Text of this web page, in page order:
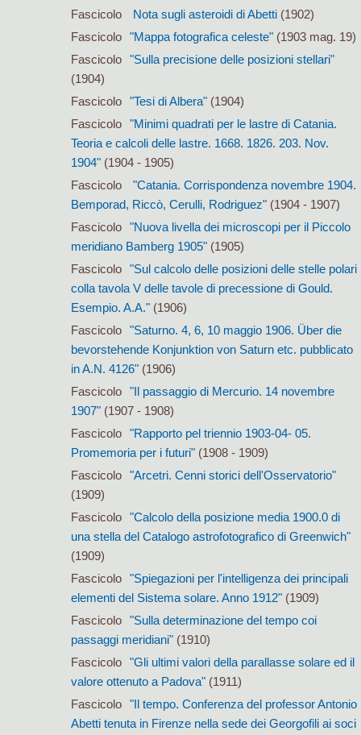
Fascicolo Nota sugli asteroidi di Abetti(1902)
Fascicolo
"Mappa fotografica celeste"(1903 mag. 19)
Fascicolo
"Sulla precisione delle posizioni stellari"
(1904)
Fascicolo
"Tesi di Albera"(1904)
Fascicolo
"Minimi quadrati per le lastre di Catania.
Teoria e calcoli delle lastre. 1668. 1826. 203. Nov.
1904"(1904 - 1905)
Fascicolo
"Catania. Corrispondenza novembre 1904.
Bemporad, Riccò, Cerulli, Rodriguez"(1904 - 1907)
Fascicolo
"Nuova livella dei microscopi per il Piccolo
meridiano Bamberg 1905"(1905)
Fascicolo
"Sul calcolo delle posizioni delle stelle polari
colla tavola V delle tavole di precessione di Gould.
Esempio. A.A."(1906)
Fascicolo
"Saturno. 4, 6, 10 maggio 1906. Über die
bevorstehende Konjunktion von Saturn etc. pubblicato
in A.N. 4126"(1906)
Fascicolo
"Il passaggio di Mercurio. 14 novembre
1907"(1907 - 1908)
Fascicolo
"Rapporto pel triennio 1903-04- 05.
Promemoria per i futuri"(1908 - 1909)
Fascicolo
"Arcetri. Cenni storici dell'Osservatorio"
(1909)
Fascicolo
"Calcolo della posizione media 1900.0 di
una stella del Catalogo astrofotografico di Greenwich"
(1909)
Fascicolo
"Spiegazioni per l'intelligenza dei principali
elementi del Sistema solare. Anno 1912"(1909)
Fascicolo
"Sulla determinazione del tempo coi
passaggi meridiani"(1910)
Fascicolo
"Gli ultimi valori della parallasse solare ed il
valore ottenuto a Padova"(1911)
Fascicolo
"Il tempo. Conferenza del professor Antonio
Abetti tenuta in Firenze nella sede dei Georgofili ai soci